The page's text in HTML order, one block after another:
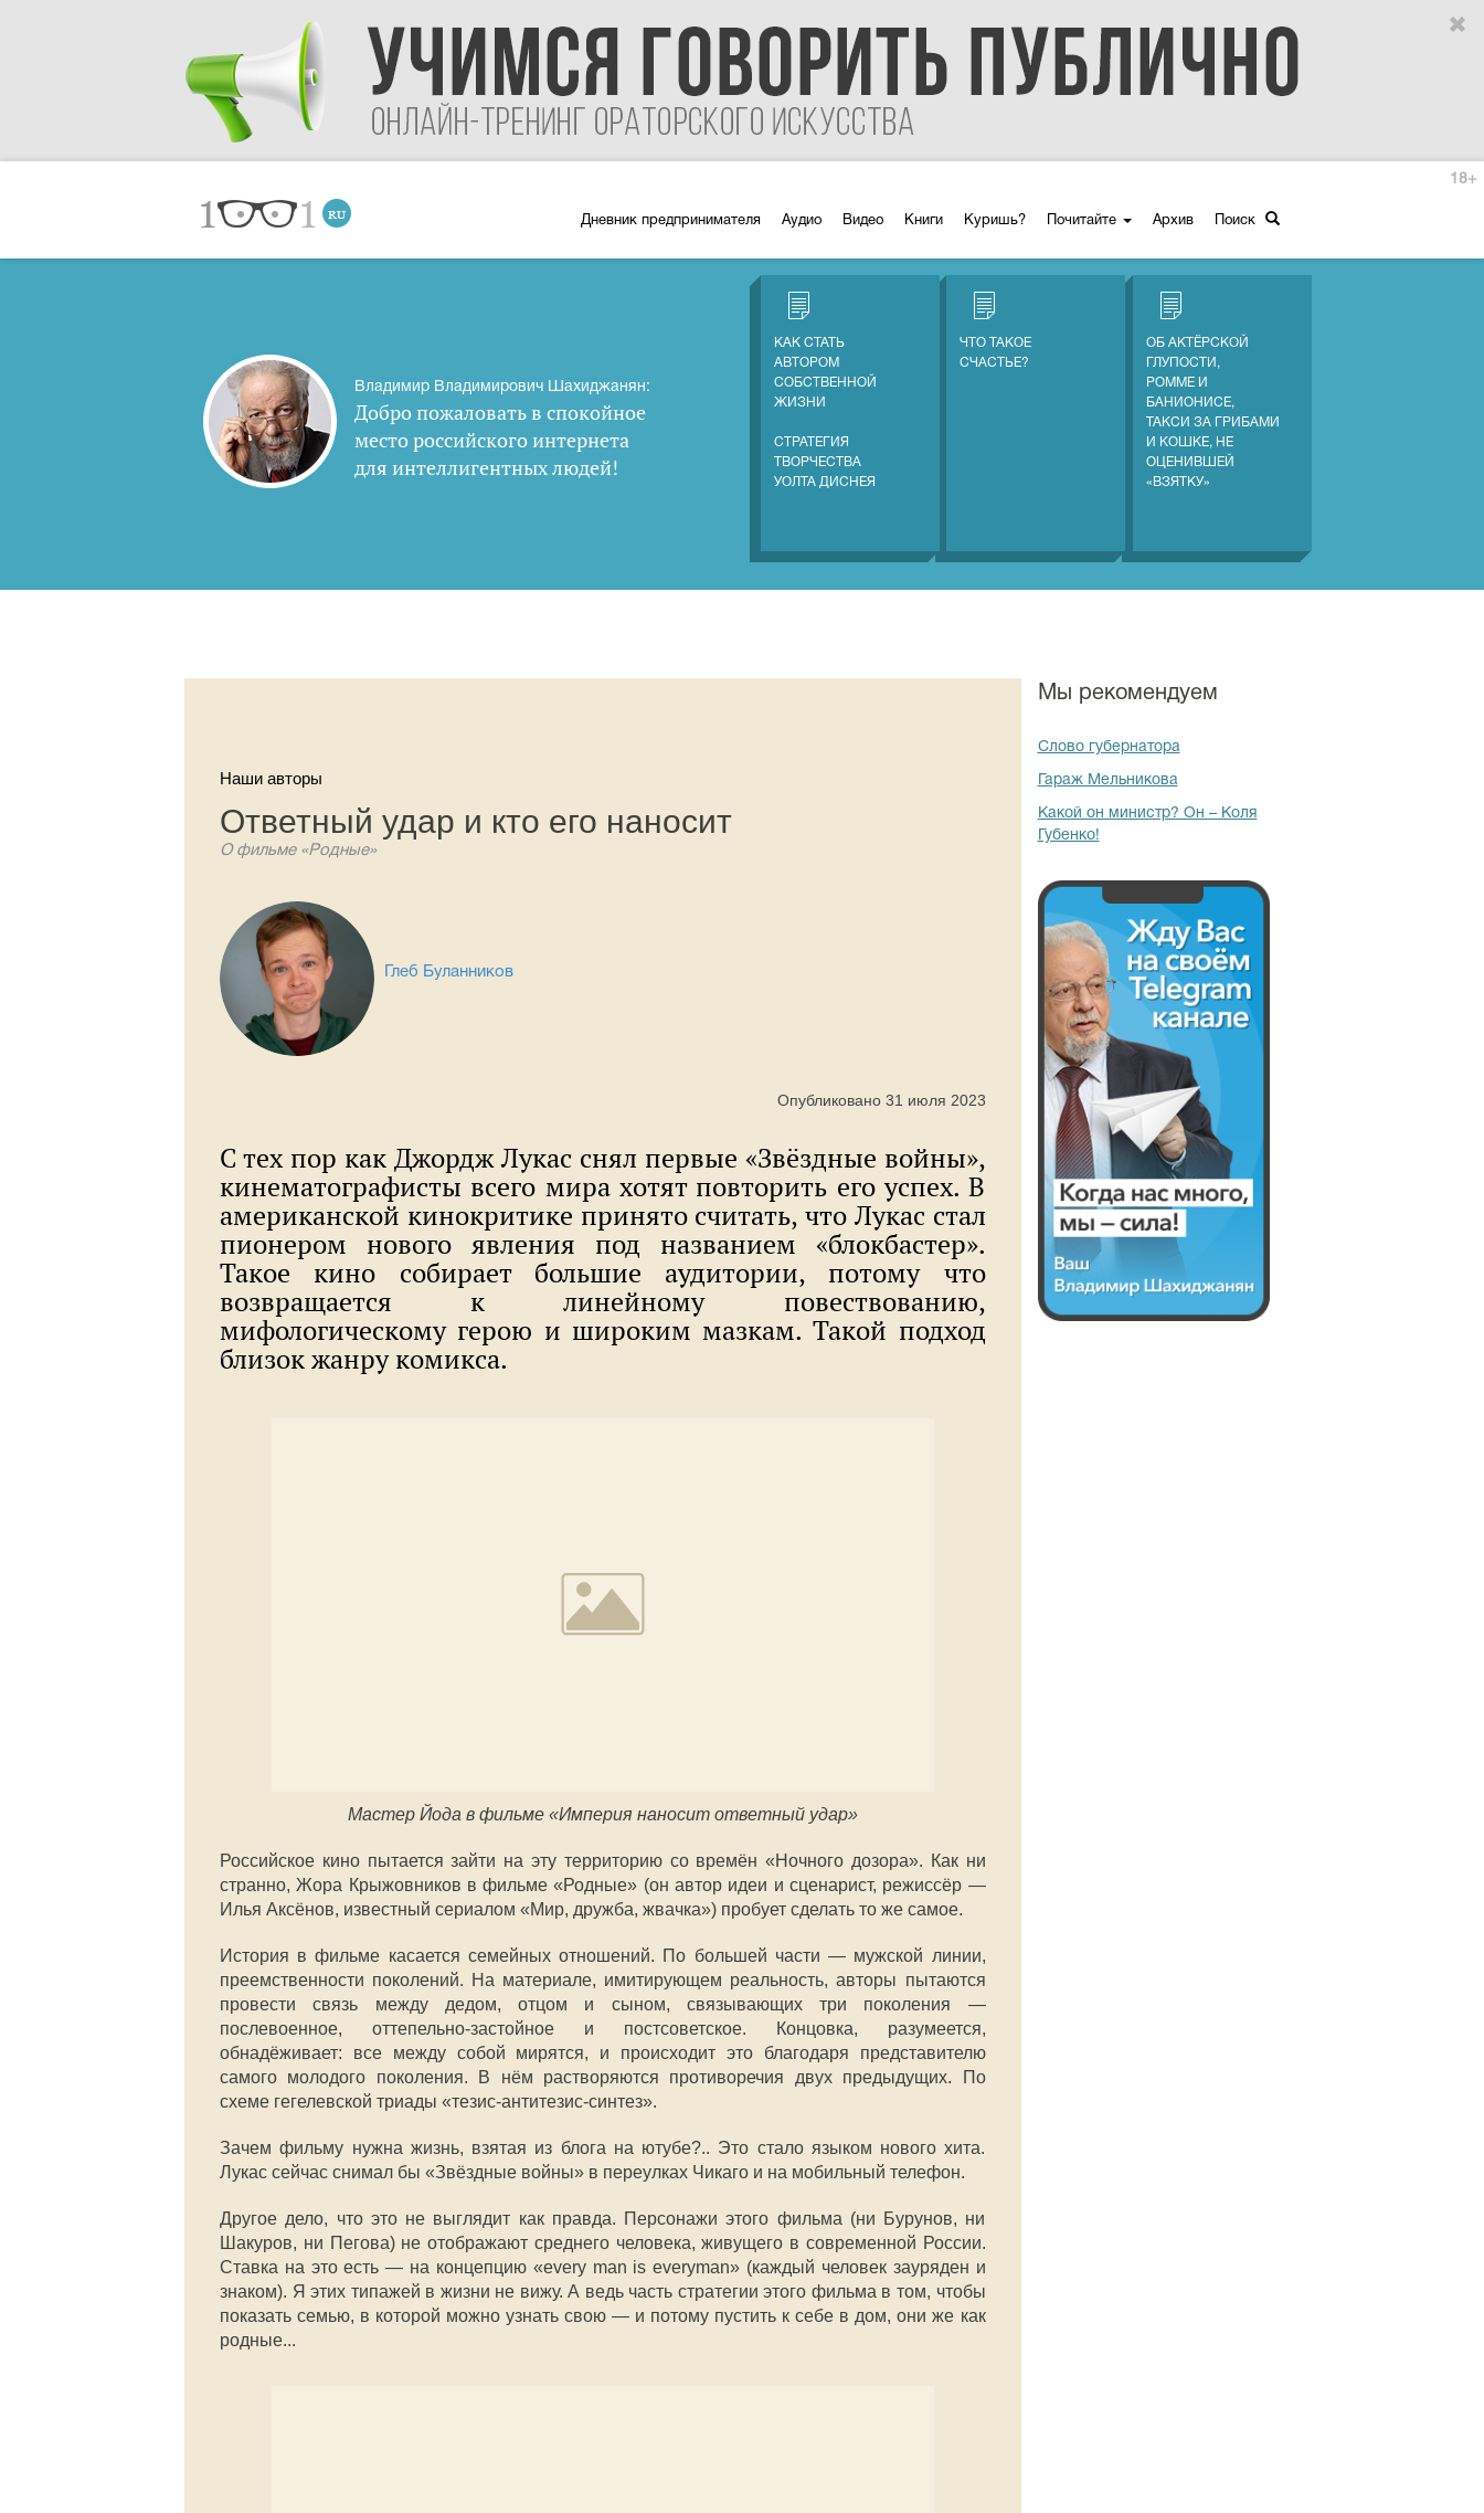
Дневник предпринимателя Аудио Видео Книги Куришь? Почитайте Архив Поиск
18+
Владимир Владимирович Шахиджанян:
Добро пожаловать в спокойное
место российского интернета
для интеллигентных людей!
КАК СТАТЬ
АВТОРОМ
СОБСТВЕННОЙ
ЖИЗНИ
СТРАТЕГИЯ
ТВОРЧЕСТВА
УОЛТА ДИСНЕЯ
ЧТО ТАКОЕ
СЧАСТЬЕ?
ОБ АКТЁРСКОЙ
ГЛУПОСТИ,
РОММЕ И
БАНИОНИСЕ,
ТАКСИ ЗА ГРИБАМИ
И КОШКЕ, НЕ
ОЦЕНИВШЕЙ
«ВЗЯТКУ»
Наши авторы
Ответный удар и кто его наносит
О фильме «Родные»
Глеб Буланников
Опубликовано 31 июля 2023
С тех пор как Джордж Лукас снял первые «Звёздные войны»,
кинематографисты всего мира хотят повторить его успех. В
американской кинокритике принято считать, что Лукас стал
пионером нового явления под названием «блокбастер».
Такое кино собирает большие аудитории, потому что
возвращается к линейному повествованию,
мифологическому герою и широким мазкам. Такой подход
близок жанру комикса.
Мастер Йода в фильме «Империя наносит ответный удар»
Российское кино пытается зайти на эту территорию со времён «Ночного дозора». Как ни
странно, Жора Крыжовников в фильме«Родные» (он автор идеи и сценарист, режиссёр —
Илья Аксёнов, известный сериалом «Мир, дружба, жвачка») пробует сделать то же самое.
История в фильме касается семейных отношений. По большей части — мужской линии,
преемственности поколений. На материале, имитирующем реальность, авторы пытаются
провести связь между дедом, отцом и сыном, связывающих три поколения —
послевоенное, оттепельно-застойное и постсоветское. Концовка, разумеется,
обнадёживает: все между собой мирятся, и происходит это благодаря представителю
самого молодого поколения. В нём растворяются противоречия двух предыдущих. По
схеме гегелевской триады «тезис-антитезис-синтез».
Зачем фильму нужна жизнь, взятая из блога на ютубе?.. Это стало языком нового хита.
Лукас сейчас снимал бы «Звёздные войны» в переулках Чикаго и на мобильный телефон.
Другое дело, что это не выглядит как правда. Персонажи этого фильма (ни Бурунов, ни
Шакуров, ни Пегова) не отображают среднего человека, живущего в современной России.
Ставка на это есть — на концепцию «every man is everyman» (каждый человек зауряден и
знаком). Я этих типажей в жизни не вижу. А ведь часть стратегии этого фильма в том, чтобы
показать семью, в которой можно узнать свою — и потому пустить к себе в дом, они же как
родные...
Мы рекомендуем
Слово губернатора
Гараж Мельникова
Какой он министр? Он – Коля
Губенко!